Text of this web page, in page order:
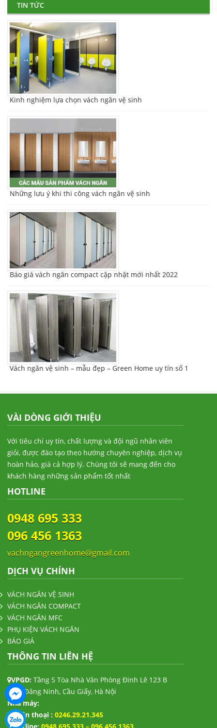
TIN TỨC
Kinh nghiệm lựa chọn vách ngăn vệ sinh
Những lưu ý khi thi công vách ngăn vệ sinh
Báo giá vách ngăn compact cập nhật mới nhất 2022
Vách ngăn vệ sinh – mẫu đẹp – Green Home uy tín số 1
VÀI DÒNG GIỚI THIỆU
Với tiêu chí uy tín, chất lượng và đội ngũ nhân viên
giỏi, được đào tạo theo hướng chuyên nghiệp, dịch vụ
hoàn hảo, giá cả hợp lý. Chúng tôi sẽ mang đến cho
khách hàng những sản phẩm tốt nhất
HOTLINE
0948 695 333
096 456 1363
vachngangreenhome@gmail.com
DỊCH VỤ CHÍNH
VÁCH NGĂN VỆ SINH
VÁCH NGĂN COMPACT
VÁCH NGĂN MFC
PHỤ KIỆN VÁCH NGĂN
BÁO GIÁ
THÔNG TIN LIÊN HỆ
VPGD: Tầng 5 Tòa Nhà Văn Phòng Đinh Lê 123 B
Trần Đăng Ninh, Cầu Giấy, Hà Nội
Nhà máy:
Điện thoại : 0246.29.21.345